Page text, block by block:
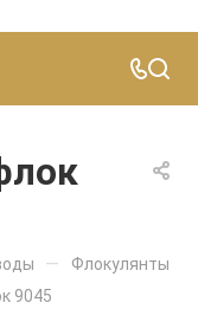
— Флокулянты
9045